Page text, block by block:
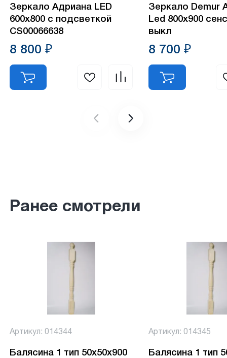
Зеркало Адриана LED
600х800 с подсветкой
CS00066638
8 800 ₽
Зеркало Demur
Led 800х900
выкл
8 700 ₽
Ранее смотрели
Артикул: 014344
Балясина 1 тип 50х50х900
Артикул: 014345
Балясина 1 тип